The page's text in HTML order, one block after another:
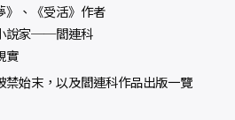
》、《受活》作者
說家──閻連科
實
禁始末，以及閻連科作品出版一覽